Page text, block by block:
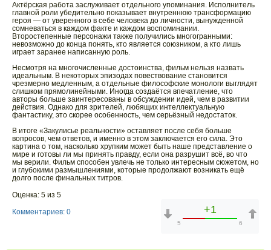
Актёрская работа заслуживает отдельного упоминания. Исполнитель
главной роли убедительно показывает внутреннюю трансформацию
героя — от уверенного в себе человека до личности, вынужденной
сомневаться в каждом факте и каждом воспоминании.
Второстепенные персонажи также получились многогранными:
невозможно до конца понять, кто является союзником, а кто лишь
играет заранее написанную роль.
Несмотря на многочисленные достоинства, фильм нельзя назвать
идеальным. В некоторых эпизодах повествование становится
чрезмерно медленным, а отдельные философские монологи выглядят
слишком прямолинейными. Иногда создаётся впечатление, что
авторы больше заинтересованы в обсуждении идей, чем в развитии
действия. Однако для зрителей, любящих интеллектуальную
фантастику, это скорее особенность, чем серьёзный недостаток.
В итоге «Закулисье реальности» оставляет после себя больше
вопросов, чем ответов, и именно в этом заключается его сила. Это
картина о том, насколько хрупким может быть наше представление о
мире и готовы ли мы принять правду, если она разрушит всё, во что
мы верили. Фильм способен увлечь не только интересным сюжетом, но
и глубокими размышлениями, которые продолжают возникать ещё
долго после финальных титров.
Оценка: 5 из 5
Комментариев: 0
+1
5 6